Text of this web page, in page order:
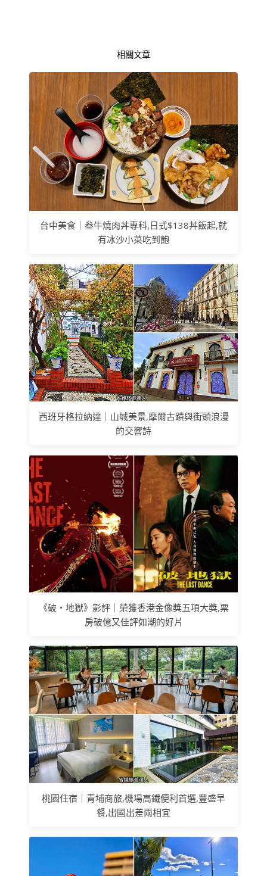
相關文章
台中美食｜叁牛燒肉丼專科,日式$138丼飯起,就
有冰沙小菜吃到飽
西班牙格拉納達｜山城美景,摩爾古蹟與街頭浪漫
的交響詩
《破‧地獄》影評｜榮獲香港金像獎五項大獎,票
房破億又佳評如潮的好片
桃園住宿｜青埔商旅,機場高鐵便利首選,豐盛早
餐,出國出差兩相宜